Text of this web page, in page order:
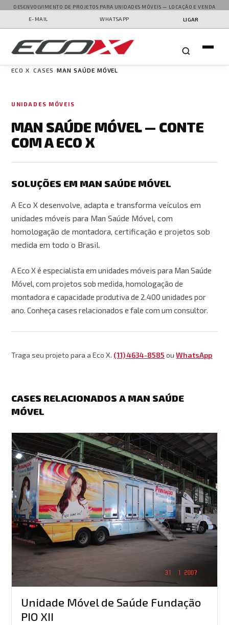
DESENVOLVIMENTO DE PROJETOS PARA UNIDADES MÓVEIS — LOCAÇÃO E VENDA
E-MAIL
WHATSAPP LIGAR
ECO X CASES MAN SAÚDE MÓVEL
UNIDADES MÓVEIS
MAN SAÚDE MÓVEL — CONTE
COM A ECO X
SOLUÇÕES EM MAN SAÚDE MÓVEL
A Eco X desenvolve, adapta e transforma veículos em
unidades móveis para Man Saúde Móvel, com
homologação de montadora, certificação e projetos sob
medida em todo o Brasil.
A Eco X é especialista em unidades móveis para Man Saúde
Móvel, com projetos sob medida, homologação de
montadora e capacidade produtiva de 2.400 unidades por
ano. Conheça cases relacionados e fale com um consultor.
Traga seu projeto para a Eco X. (11) 4634-8585 ouWhatsApp
CASES RELACIONADOS A MAN SAÚDE
MÓVEL
Unidade Móvel de Saúde Fundação
PIO XII